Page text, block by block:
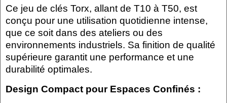
Ce jeu de clés Torx, allant de T10 à T50, est
conçu pour une utilisation quotidienne intense,
que ce soit dans des ateliers ou des
environnements industriels. Sa finition de qualité
supérieure garantit une performance et une
durabilité optimales.
Design Compact pour Espaces Confinés :